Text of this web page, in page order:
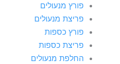
פורץ מנעולים
פריצת מנעולים
פורץ כספות
פריצת כספות
החלפת מנעולים